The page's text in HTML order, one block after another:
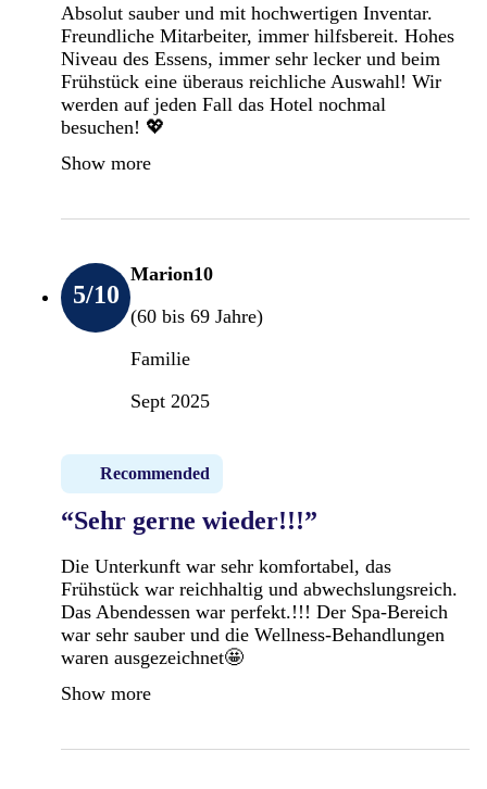
Absolut sauber und mit hochwertigen Inventar.
Freundliche Mitarbeiter, immer hilfsbereit. Hohes
Niveau des Essens, immer sehr lecker und beim
Frühstück eine überaus reichliche Auswahl! Wir
werden auf jeden Fall das Hotel nochmal
besuchen! 💖
Show more
5/10
Marion10
(60 bis 69 Jahre)
Familie
Sept 2025
Recommended
“Sehr gerne wieder!!!”
Die Unterkunft war sehr komfortabel, das
Frühstück war reichhaltig und abwechslungsreich.
Das Abendessen war perfekt.!!! Der Spa-Bereich
war sehr sauber und die Wellness-Behandlungen
waren ausgezeichnet🤩
Show more